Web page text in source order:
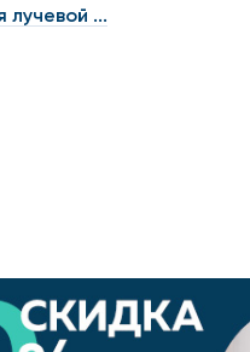
лучевой ...